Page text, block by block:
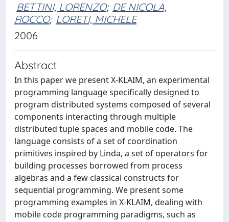
BETTINI, LORENZO; DE NICOLA,
ROCCO; LORETI, MICHELE
2006
Abstract
In this paper we present X-KLAIM, an experimental
programming language specifically designed to
program distributed systems composed of several
components interacting through multiple
distributed tuple spaces and mobile code. The
language consists of a set of coordination
primitives inspired by Linda, a set of operators for
building processes borrowed from process
algebras and a few classical constructs for
sequential programming. We present some
programming examples in X-KLAIM, dealing with
mobile code programming paradigms, such as